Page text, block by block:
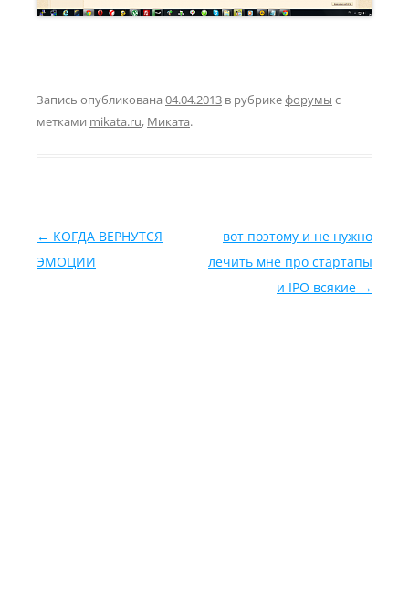
Запись опубликована 04.04.2013 в рубрикефорумы с
метками mikata.ru, Миката.
Навигация по записям
← КОГДА ВЕРНУТСЯ
ЭМОЦИИ
вот поэтому и не нужно
лечить мне про стартапы
и IPO всякие →